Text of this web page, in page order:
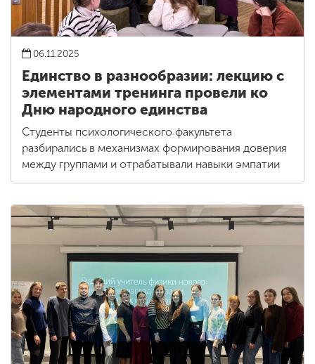
06.11.2025
Единство в разнообразии: лекцию с
элементами тренинга провели ко
Дню народного единства
Студенты психологического факультета
разбирались в механизмах формирования доверия
между группами и отрабатывали навыки эмпатии